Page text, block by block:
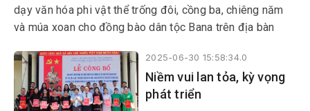
dạy văn hóa phi vật thể trống đôi, cồng ba, chiêng năm
và múa xoan cho đồng bào dân tộc Bana trên địa bàn
2025-06-30 15:58:34.0
Niềm vui lan tỏa, kỳ vọng
phát triển